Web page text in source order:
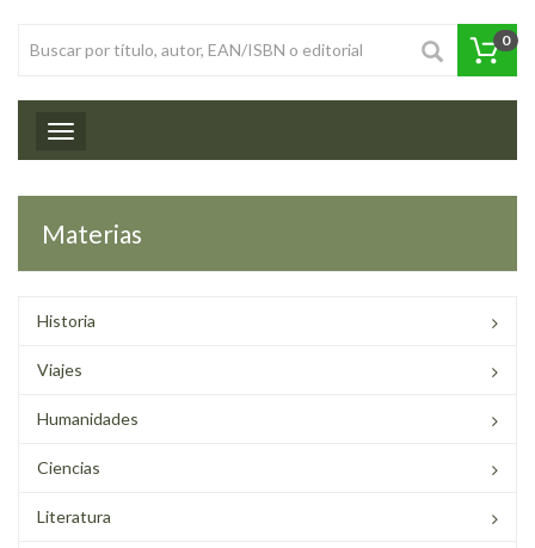
0
Toggle navigation
Materias
Historia
Viajes
Humanidades
Ciencias
Literatura